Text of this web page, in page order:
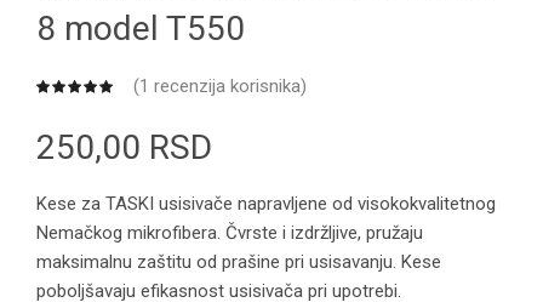
8 model T550
(1 recenzija korisnika)
250,00 RSD
Kese za TASKI usisivače napravljene od visokokvalitetnog
Nemačkog mikrofibera. Čvrste i izdržljive, pružaju
maksimalnu zaštitu od prašine pri usisavanju. Kese
poboljšavaju efikasnost usisivača pri upotrebi.